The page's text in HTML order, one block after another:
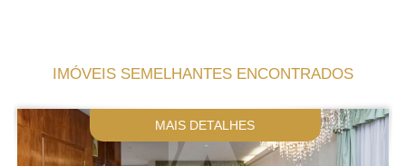
IMÓVEIS SEMELHANTES ENCONTRADOS
MAIS DETALHES